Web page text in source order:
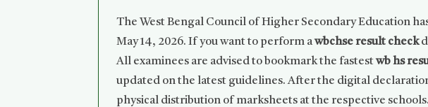
The West Bengal Council of Higher Secondary Education
May 14, 2026. If you want to perform awbchse result check
All examinees are advised to bookmark the fastestwb hs
updated on the latest guidelines. After the digital
physical distribution of marksheets at the respective schools.